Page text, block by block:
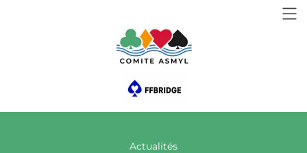
Actualités